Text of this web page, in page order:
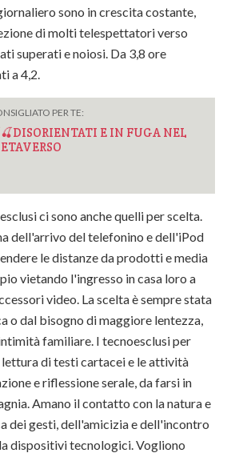
sono in crescita costante,
di molti telespettatori verso
superati e noiosi. Da 3,8 ore
a 4,2.
PER TE:
E IN FUGA NEL
ci sono anche quelli per scelta.
dell'arrivo del telefonino e dell'iPod
le distanze da prodotti e media
vietando l'ingresso in casa loro a
video. La scelta è sempre stata
o dal bisogno di maggiore lentezza,
familiare. I tecnoesclusi per
di testi cartacei e le attività
e riflessione serale, da farsi in
Amano il contatto con la natura e
dei gesti, dell'amicizia e dell'incontro
dispositivi tecnologici. Vogliono